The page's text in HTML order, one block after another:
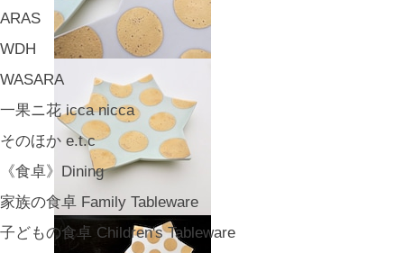
ARAS
WDH
WASARA
一果ニ花 icca nicca
そのほか e.t.c
《食卓》Dining
家族の食卓 Family Tableware
子どもの食卓 Children's Tableware